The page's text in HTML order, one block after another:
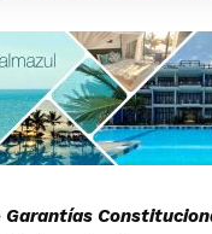
Garantías